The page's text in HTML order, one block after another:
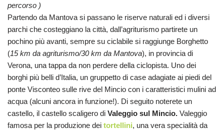
percorso )
Partendo da Mantova si passano le riserve naturali ed i diversi
parchi che costeggiano la città, dall’agriturismo partirete un
pochino più avanti, sempre su ciclabile si raggiunge Borghetto
(15 km da agriturismo/30 km da Mantova), in provincia di
Verona, una tappa da non perdere della ciclopista. Uno dei
borghi più belli d’Italia, un gruppetto di case adagiate ai piedi del
ponte Visconteo sulle rive del Mincio con i caratteristici mulini ad
acqua (alcuni ancora in funzione!). Di seguito noterete un
castello, il castello scaligero di Valeggio sul Mincio. Valeggio
famosa per la produzione dei tortellini, una vera specialità da